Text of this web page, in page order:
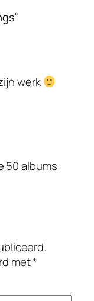
werk
50 albums
met*